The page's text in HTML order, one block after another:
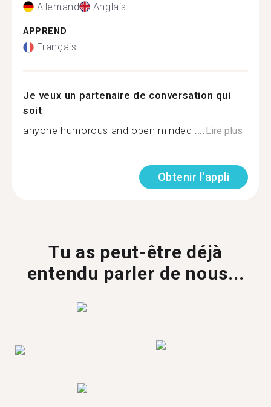
Allemand Anglais
APPREND
Français
Je veux un partenaire de conversation qui
soit
anyone humorous and open minded :...Lire plus
Obtenir l'appli
Tu as peut-être déjà
entendu parler de nous...